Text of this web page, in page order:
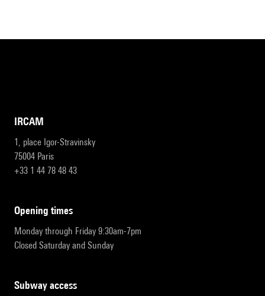
IRCAM
1, place Igor-Stravinsky
75004 Paris
+33 1 44 78 48 43
opening times
Monday through Friday 9:30am-7pm
Closed Saturday and Sunday
subway access